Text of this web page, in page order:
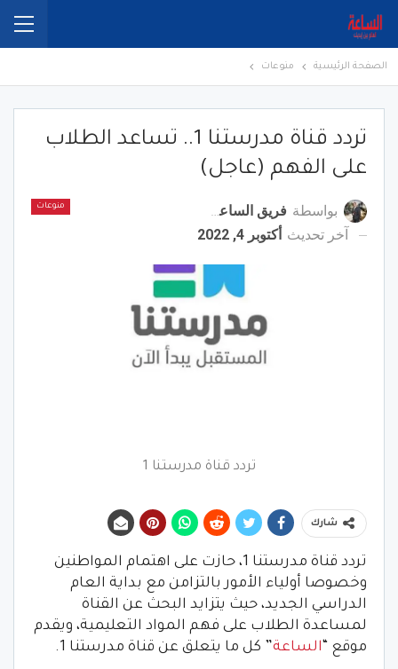
الصفحة الرئيسية منوعات
تردد قناة مدرستنا 1.. تساعد الطلاب
على الفهم (عاجل)
منوعات بواسطة فريق الساعة برس
آخر تحديث أكتوبر 4, 2022
تردد قناة مدرستنا 1
شارك
تردد قناة مدرستنا 1، حازت على اهتمام المواطنين
وخصوصا أولياء الأمور بالتزامن مع بداية العام
الدراسي الجديد، حيث يتزايد البحث عن القناة
لمساعدة الطلاب على فهم المواد التعليمية، ويقدم
موقع “
الساعة” كل ما يتعلق عن قناة مدرستنا 1.